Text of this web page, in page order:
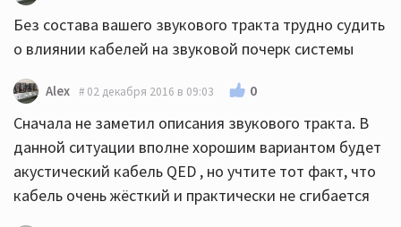
Без состава вашего звукового тракта трудно судить
о влиянии кабелей на звуковой почерк системы
Alex 02 декабря 2016 в 09:03 0
Сначала не заметил описания звукового тракта. В
данной ситуации вполне хорошим вариантом будет
акустический кабель QED , но учтите тот факт, что
кабель очень жёсткий и практически не сгибается